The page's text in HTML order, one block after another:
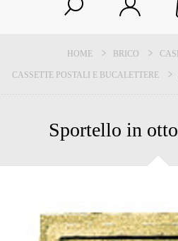
HOME BRICO
CASSETTE POSTALI E BUCALETTERE
Sportello in